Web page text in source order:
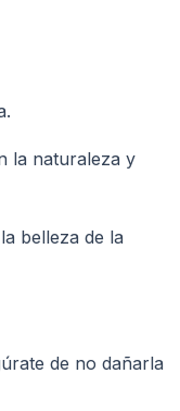
la naturaleza y
belleza de la
de no dañarla